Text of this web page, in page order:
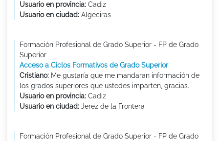
Usuario en provincia: Cadiz
Usuario en ciudad: Algeciras
Formación Profesional de Grado Superior - FP de Grado
Superior
Acceso a Ciclos Formativos de Grado Superior
Cristiano: Me gustaría que me mandaran información de
los grados superiores que ustedes imparten, gracias.
Usuario en provincia: Cadiz
Usuario en ciudad: Jerez de la Frontera
Formación Profesional de Grado Superior - FP de Grado